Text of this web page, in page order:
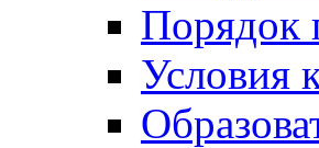
Порядок
Условия